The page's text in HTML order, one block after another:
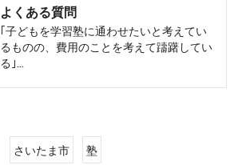
よくある質問
｢子どもを学習塾に通わせたいと考えてい
るものの、費用のことを考えて躊躇してい
る｣…
さいたま市
塾